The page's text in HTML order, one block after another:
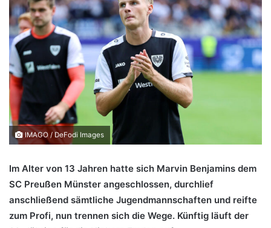
IMAGO / DeFodi Images
Im Alter von 13 Jahren hatte sich Marvin Benjamins dem
SC Preußen Münster angeschlossen, durchlief
anschließend sämtliche Jugendmannschaften und reifte
zum Profi, nun trennen sich die Wege. Künftig läuft der